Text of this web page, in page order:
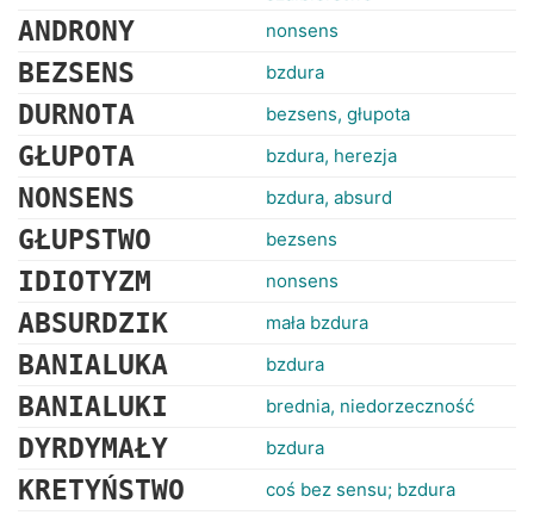
ANDRONY nonsens
BEZSENS bzdura
DURNOTA bezsens, głupota
GŁUPOTA bzdura, herezja
NONSENS bzdura, absurd
GŁUPSTWO bezsens
IDIOTYZM nonsens
ABSURDZIK mała bzdura
BANIALUKA bzdura
BANIALUKI brednia, niedorzeczność
DYRDYMAŁY bzdura
KRETYŃSTWO coś bez sensu; bzdura